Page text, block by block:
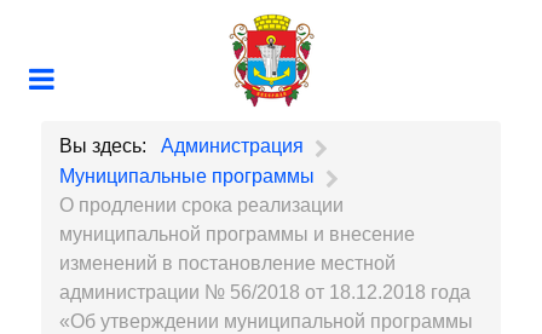
Вы здесь:
Администрация
Муниципальные программы
О продлении срока реализации
муниципальной программы и внесение
изменений в постановление местной
администрации № 56/2018 от 18.12.2018 года
«Об утверждении муниципальной программы